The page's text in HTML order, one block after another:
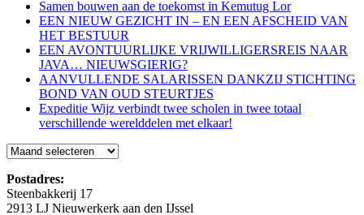
Samen bouwen aan de toekomst in Kemutug Lor
EEN NIEUW GEZICHT IN – EN EEN AFSCHEID VAN
HET BESTUUR
EEN AVONTUURLIJKE VRIJWILLIGERSREIS NAAR
JAVA… NIEUWSGIERIG?
AANVULLENDE SALARISSEN DANKZIJ STICHTING
BOND VAN OUD STEURTJES
Expeditie Wijz verbindt twee scholen in twee totaal
verschillende werelddelen met elkaar!
Blog
Postadres:
Steenbakkerij 17
2913 LJ Nieuwerkerk aan den IJssel